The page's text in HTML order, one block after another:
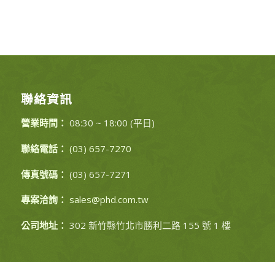
聯絡資訊
營業時間： 08:30 ~ 18:00 (平日)
聯絡電話： (03) 657-7270
傳真號碼： (03) 657-7271
專案洽詢： sales@phd.com.tw
公司地址： 302 新竹縣竹北市勝利二路 155 號 1 樓